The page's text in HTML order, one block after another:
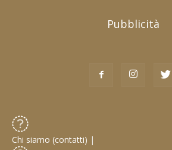
Pubblicità
Chi siamo (contatti) |